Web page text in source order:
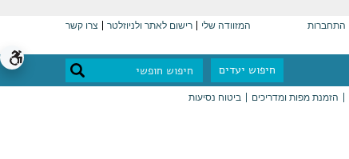
התחברות המזוודה שלי רישום לאתר ולניוזלטר צרו קשר
חיפוש יעדים
הזמנת מפות ומדריכים ביטוח נסיעות